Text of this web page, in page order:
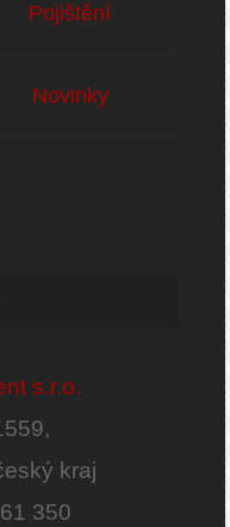
Pojištění
Novinky
s.r.o.
kraj
350